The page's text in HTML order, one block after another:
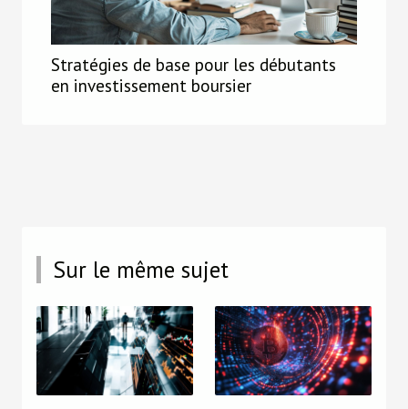
Stratégies de base pour les débutants
en investissement boursier
Sur le même sujet